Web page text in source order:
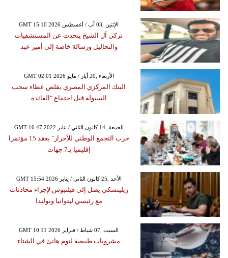
GMT 15:10 2026 الإثنين ,03 آب / أغسطس
تركي آل الشيخ يتحدث عن المستشفيات
والتحاليل ورسالة خاصة إلى أمير عيد
GMT 02:01 2026 الأربعاء ,20 أيار / مايو
البنك المركزي المصري يقلص عطاء سحب
السيولة قبل اجتماع "الفائدة
GMT 16:47 2022 الجمعة ,14 كانون الثاني / يناير
حزب التجمع الوطني للأحرار" يعقد 15 مؤتمرا
إقليميا بـ7 جهات
GMT 15:54 2026 الأحد ,25 كانون الثاني / يناير
زيلينسكي يصل إلى فيلنيوس لإجراء محادثات
مع رئيسي ليتوانيا وبولندا
GMT 10:11 2026 السبت ,07 شباط / فبراير
مشروبات طبيعية لنوم هانئ في الشتاء